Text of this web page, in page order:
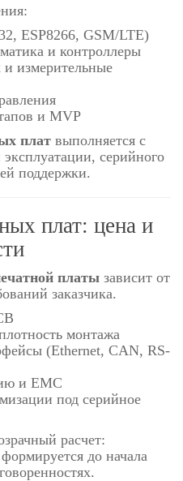
ESP8266, GSM/LTE)
и контроллеры
измерительные
и MVP
плат выполняется с
серийного
поддержки.
плат: цена и
платы зависит от
заказчика.
монтажа
(Ethernet, CAN, RS-
и EMC
под серийное
расчет:
формируется до начала